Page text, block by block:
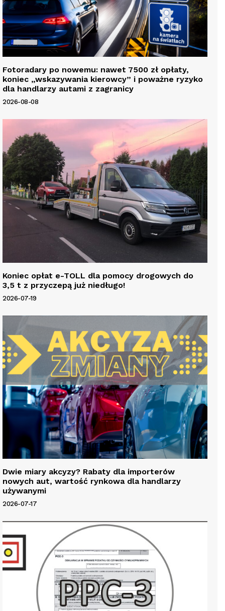
Fotoradary po nowemu: nawet 7500 zł opłaty,
koniec „wskazywania kierowcy” i poważne ryzyko
dla handlarzy autami z zagranicy
2026-08-08
Koniec opłat e-TOLL dla pomocy drogowych do
3,5 t z przyczepą już niedługo!
2026-07-19
Dwie miary akcyzy? Rabaty dla importerów
nowych aut, wartość rynkowa dla handlarzy
używanymi
2026-07-17